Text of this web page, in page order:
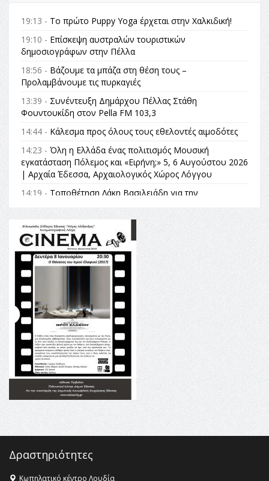
19:13 - Το πρώτο Puppy Yoga έρχεται στην Χαλκιδική!
19:10 - Επίσκεψη αυστραλών τουριστικών
δημοσιογράφων στην Πέλλα
18:56 - Βάζουμε τα μπάζα στη θέση τους –
Προλαμβάνουμε τις πυρκαγιές
13:39 - Συνέντευξη Δημάρχου Πέλλας Στάθη
Φουντουκίδη στον Pella FM 103,3
14:44 - Κάλεσμα προς όλους τους εθελοντές αιμοδότες
14:23 - Όλη η Ελλάδα ένας πολιτισμός Μουσική
εγκατάσταση Πόλεμος και «Ειρήνη;» 5, 6 Αυγούστου 2026
| Αρχαία Έδεσσα, Αρχαιολογικός Χώρος Λόγγου
14:19 - Τοποθέτηση Λάκη Βασιλειάδη για την
Αναθεώρηση του Συντάγματος: «Σε τέτοιες κορυφαίες
θεσμικές διαδικασίες υπάρχει μόνο η ευθύνη απέναντι
στις επόμενες γενιές»
16:35 -Το πρόγραμμα του ΠΑΟΚ στον δεύτερο γύρο του
Champions League!
16:27 -
Όλυμπος: Εντάχθηκε στον Κατάλογο Παγκόσμιας
Κληρονομιάς της UNESCO – Ομόφωνη η απόφαση Ο
Όλυμπος αναγνωρίστηκε ως φυσικό και πολιτιστικό
αγαθό εξέχουσας οικουμενικής αξίας για την
ανθρωπότητα
16:18 -ΕΝΟΡΙΑΚΕΣ ΚΑΛΟΚΑΙΡΙΝΕΣ ΔΡΑΣΕΙΣ ΓΙΑ ΠΑΙΔΙΑ
ΣΤΗΝ ΕΔΕΣΣΑ
Δραστηριότητες
Κωπηλατικό κέντρο Λουδία